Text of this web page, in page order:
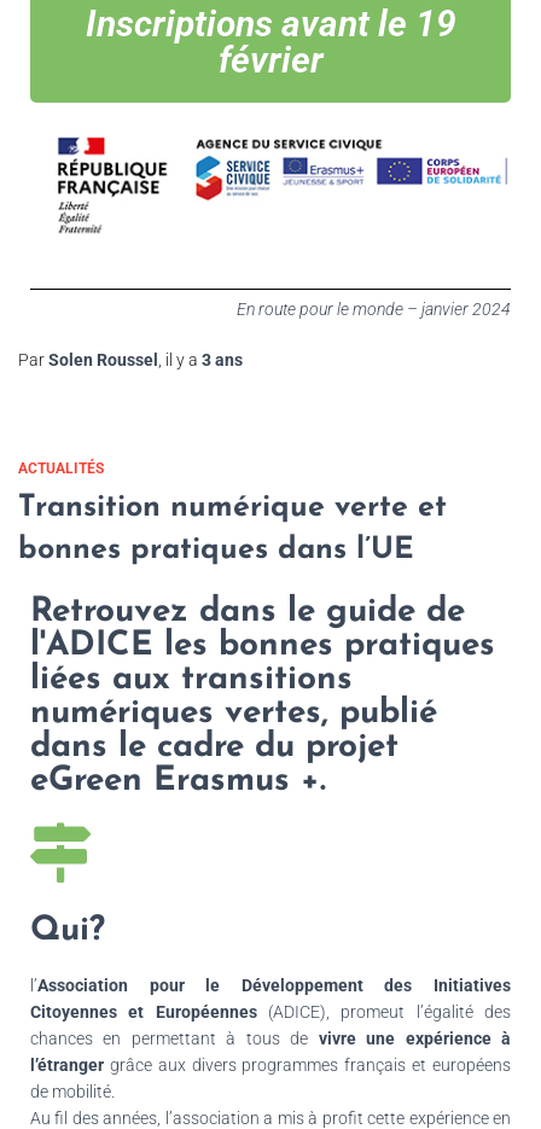
Inscriptions avant le 19
février
En route pour le monde – janvier 2024
ParSolen Roussel , il y a 3 ans
ACTUALITÉS
Transition numérique verte et
bonnes pratiques dans l’UE
Retrouvez dans le guide de
l'ADICE les bonnes pratiques
liées aux transitions
numériques vertes, publié
dans le cadre du projet
eGreen Erasmus +.
Qui?
l’Association pour le Développement des Initiatives
Citoyennes et Européennes(ADICE), promeut l’égalité des
chances en permettant à tous de vivre une expérience à
l’étranger grâce aux divers programmes français et européens
de mobilité.
Au fil des années, l’association a mis à profit cette expérience en